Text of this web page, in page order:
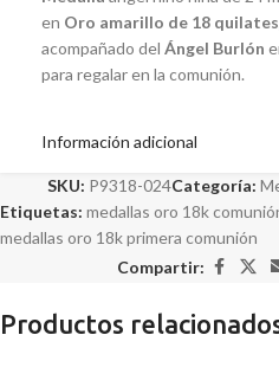
en Oro amarillo de 18 quilates
acompañado del Ángel Burlón
para regalar en la comunión.
Información adicional
SKU: P9318-024Categoría:
Etiquetas: medallas oro 18k
medallas oro 18k primera comunión
Compartir:
Productos